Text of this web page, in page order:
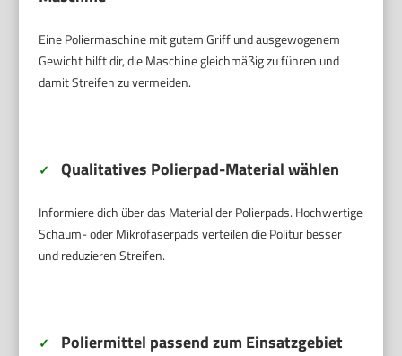
Eine Poliermaschine mit gutem Griff und ausgewogenem
Gewicht hilft dir, die Maschine gleichmäßig zu führen und
damit Streifen zu vermeiden.
✓ Qualitatives Polierpad-Material wählen
Informiere dich über das Material der Polierpads. Hochwertige
Schaum- oder Mikrofaserpads verteilen die Politur besser
und reduzieren Streifen.
✓ Poliermittel passend zum Einsatzgebiet